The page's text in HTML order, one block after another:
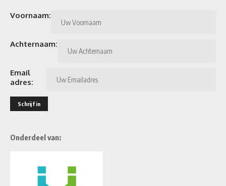
Voornaam:
Achternaam:
Email
adres:
Onderdeel van: